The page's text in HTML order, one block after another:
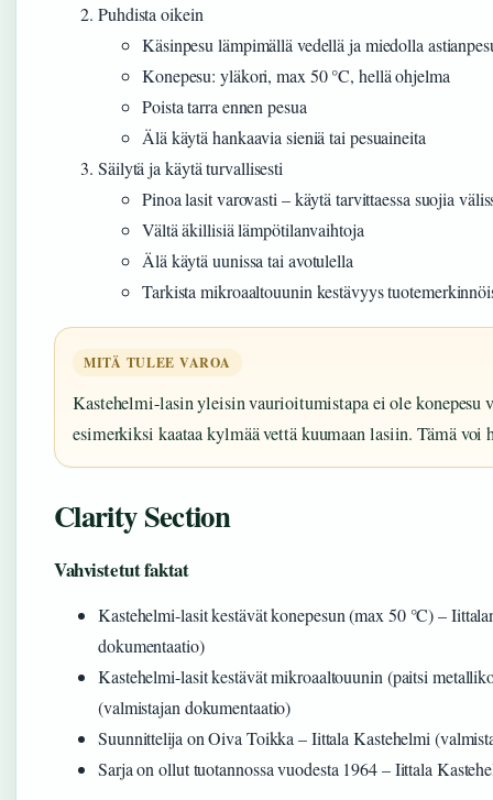
Puhdista oikein
Käsinpesu lämpimällä vedellä ja miedolla
Konepesu: yläkori, max 50 °C, hellä ohjelma
Poista tarra ennen pesua
Älä käytä hankaavia sieniä tai pesuaineita
Säilytä ja käytä turvallisesti
Pinoa lasit varovasti – käytä tarvittaessa suojia
Vältä äkillisiä lämpötilanvaihtoja
Älä käytä uunissa tai avotulella
Tarkista mikroaaltouunin kestävyys
MITÄ TULEE VAROA
Kastehelmi-lasin yleisin vaurioitumistapa ei ole konepesu
esimerkiksi kaataa kylmää vettä kuumaan lasiin. Tämä voi
Clarity Section
Vahvistetut faktat
Kastehelmi-lasit kestävät konepesun (max 50 °C) –
dokumentaatio)
Kastehelmi-lasit kestävät mikroaaltouunin (paitsi
(valmistajan dokumentaatio)
Suunnittelija on Oiva Toikka – Iittala Kastehelmi
Sarja on ollut tuotannossa vuodesta 1964 – Iittala